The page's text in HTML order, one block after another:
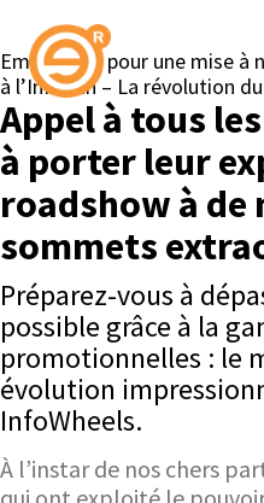
Embarquez pour une mise à
à l’InfoVan – La révolution
Appel à tous
à porter leur
roadshow à de
sommets
Préparez-vous à
possible grâce à la
promotionnelles : le
évolution
InfoWheels.
À l’instar de nos chers